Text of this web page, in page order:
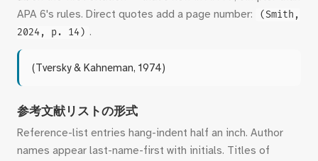
APA 6's rules. Direct quotes add a page number:
(Smith,
2024, p. 14) .
(Tversky & Kahneman, 1974)
参考文献リストの形式
Reference-list entries hang-indent half an inch. Author
names appear last-name-first with initials. Titles of